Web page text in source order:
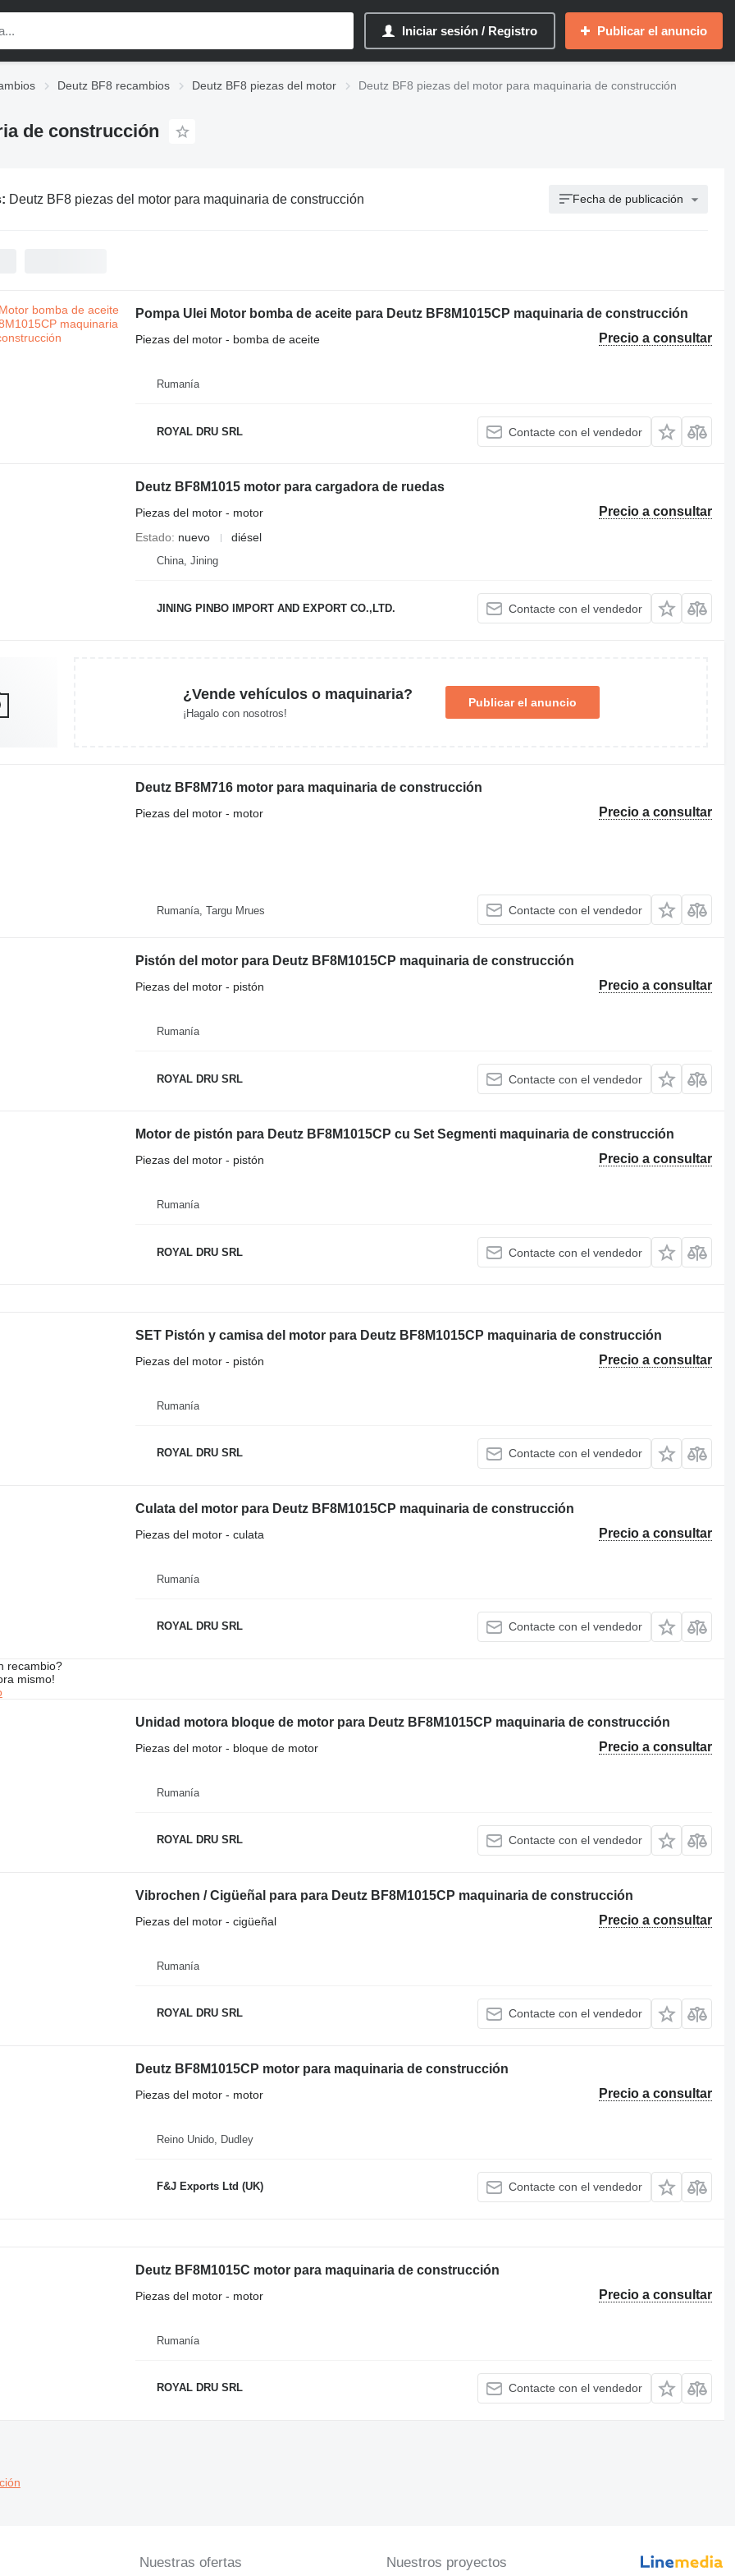
Iniciar sesión / Registro Publicar el anuncio
Deutz BF8 recambios Deutz BF8 piezas del motor Deutz BF8 piezas del motor para maquinaria de construcción
de construcción
Deutz BF8 piezas del motor para maquinaria de construcción Fecha de publicación
Pompa Ulei Motor bomba de aceite para Deutz BF8M1015CP maquinaria de construcción
Precio a consultar
Piezas del motor - bomba de aceite
Rumanía
ROYAL DRU SRL Contacte con el vendedor
Deutz BF8M1015 motor para cargadora de ruedas
Precio a consultar
Piezas del motor - motor
Estado
nuevo diésel
China, Jining
JINING PINBO IMPORT AND EXPORT CO.,LTD. Contacte con el vendedor
¿Vende vehículos o maquinaria?
¡Hagalo con nosotros!
Publicar el anuncio
Deutz BF8M716 motor para maquinaria de construcción
Precio a consultar
Piezas del motor - motor
Rumanía, Targu Mrues Contacte con el vendedor
Pistón del motor para Deutz BF8M1015CP maquinaria de construcción
Precio a consultar
Piezas del motor - pistón
Rumanía
ROYAL DRU SRL Contacte con el vendedor
Motor de pistón para Deutz BF8M1015CP cu Set Segmenti maquinaria de construcción
Precio a consultar
Piezas del motor - pistón
Rumanía
ROYAL DRU SRL Contacte con el vendedor
SET Pistón y camisa del motor para Deutz BF8M1015CP maquinaria de construcción
Precio a consultar
Piezas del motor - pistón
Rumanía
ROYAL DRU SRL Contacte con el vendedor
Culata del motor para Deutz BF8M1015CP maquinaria de construcción
Precio a consultar
Piezas del motor - culata
Rumanía
ROYAL DRU SRL Contacte con el vendedor
recambio?
mismo!
Unidad motora bloque de motor para Deutz BF8M1015CP maquinaria de construcción
Precio a consultar
Piezas del motor - bloque de motor
Rumanía
ROYAL DRU SRL Contacte con el vendedor
Vibrochen / Cigüeñal para para Deutz BF8M1015CP maquinaria de construcción
Precio a consultar
Piezas del motor - cigüeñal
Rumanía
ROYAL DRU SRL Contacte con el vendedor
Deutz BF8M1015CP motor para maquinaria de construcción
Precio a consultar
Piezas del motor - motor
Reino Unido, Dudley
F&J Exports Ltd (UK) Contacte con el vendedor
Deutz BF8M1015C motor para maquinaria de construcción
Precio a consultar
Piezas del motor - motor
Rumanía
ROYAL DRU SRL Contacte con el vendedor
Nuestras ofertas Nuestros proyectos